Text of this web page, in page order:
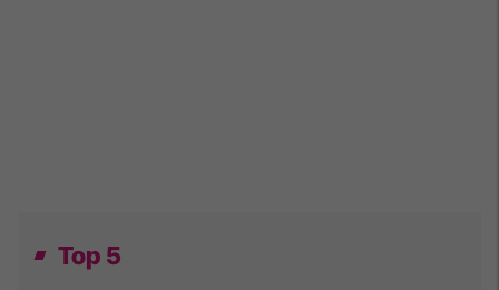
Top 5